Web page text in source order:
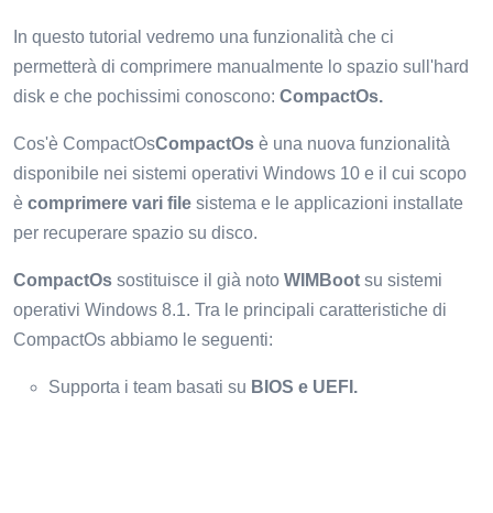
In questo tutorial vedremo una funzionalità che ci
permetterà di comprimere manualmente lo spazio sull'hard
disk e che pochissimi conoscono: CompactOs.
Cos'è CompactOsCompactOs è una nuova funzionalità
disponibile nei sistemi operativi Windows 10 e il cui scopo
è comprimere vari file sistema e le applicazioni installate
per recuperare spazio su disco.
CompactOs sostituisce il già noto WIMBoot su sistemi
operativi Windows 8.1. Tra le principali caratteristiche di
CompactOs abbiamo le seguenti:
Supporta i team basati su BIOS e UEFI.